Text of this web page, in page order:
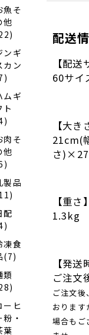
魚そ
他
ンギ
カン
ムギ
ト
肉そ
他
製品
配
凍食
(7)
類
ーヒ
粉・
葉
配送
【配送
60サイ
【大き
21cm(
さ
【重さ】
1.3kg
【発送
ご注文
ご注文
おります
場合もご